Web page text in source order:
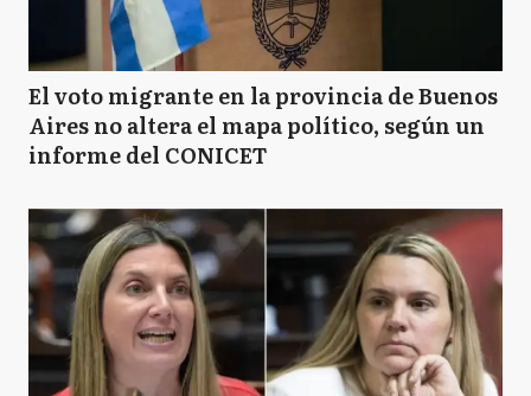
El voto migrante en la provincia de Buenos
Aires no altera el mapa político, según un
informe del CONICET